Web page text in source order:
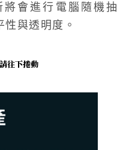
會進行電腦隨機抽
與透明度。
往下捲動